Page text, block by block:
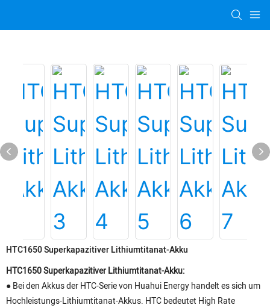
HTC1650 Superkapazitiver Lithiumtitanat-Akku
HTC1650 Superkapazitiver Lithiumtitanat-Akku:
● Bei den Akkus der HTC-Serie von Huahui Energy handelt es sich um
Hochleistungs-Lithiumtitanat-Akkus. HTC bedeutet High Rate